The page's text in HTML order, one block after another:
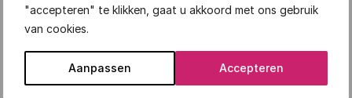
"accepteren" te klikken, gaat u akkoord met ons gebruik
van cookies.
Aanpassen Accepteren
De dood. Het einde van het leven. Praat jij